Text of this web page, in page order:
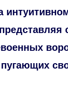
пугающих